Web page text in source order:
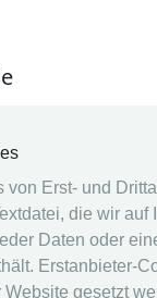
Erst- und
die wir auf
Daten oder
Erstanbieter-
gesetzt